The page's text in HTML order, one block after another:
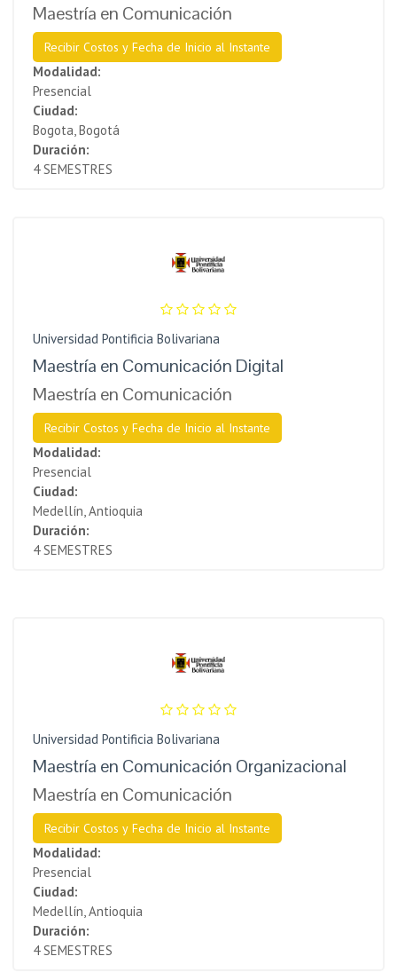
Maestría en Comunicación
Recibir Costos y Fecha de Inicio al Instante
Modalidad:
Presencial
Ciudad:
Bogota, Bogotá
Duración:
4 SEMESTRES
Universidad Pontificia Bolivariana
Maestría en Comunicación Digital
Maestría en Comunicación
Recibir Costos y Fecha de Inicio al Instante
Modalidad:
Presencial
Ciudad:
Medellín, Antioquia
Duración:
4 SEMESTRES
Universidad Pontificia Bolivariana
Maestría en Comunicación Organizacional
Maestría en Comunicación
Recibir Costos y Fecha de Inicio al Instante
Modalidad:
Presencial
Ciudad:
Medellín, Antioquia
Duración:
4 SEMESTRES